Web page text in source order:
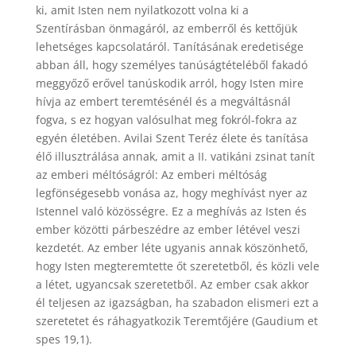
ki, amit Isten nem nyilatkozott volna ki a
Szentírásban önmagáról, az emberről és kettőjük
lehetséges kapcsolatáról. Tanításának eredetisége
abban áll, hogy személyes tanúságtételéből fakadó
meggyőző erővel tanúskodik arról, hogy Isten mire
hívja az embert teremtésénél és a megváltásnál
fogva, s ez hogyan valósulhat meg fokról-fokra az
egyén életében. Avilai Szent Teréz élete és tanítása
élő illusztrálása annak, amit a II. vatikáni zsinat tanít
az emberi méltóságról: Az emberi méltóság
legfönségesebb vonása az, hogy meghívást nyer az
Istennel való közösségre. Ez a meghívás az Isten és
ember közötti párbeszédre az ember létével veszi
kezdetét. Az ember léte ugyanis annak köszönhető,
hogy Isten megteremtette őt szeretetből, és közli vele
a létet, ugyancsak szeretetből. Az ember csak akkor
él teljesen az igazságban, ha szabadon elismeri ezt a
szeretetet és ráhagyatkozik Teremtőjére (Gaudium et
spes 19,1).